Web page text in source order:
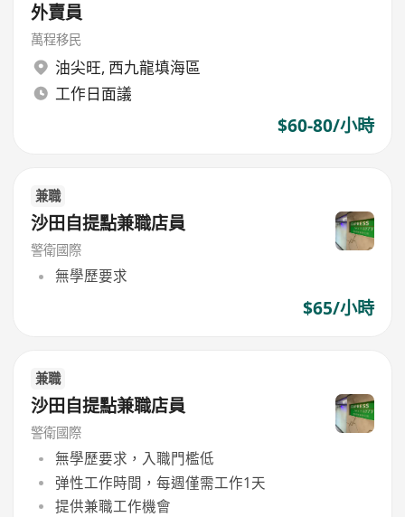
外賣員
萬程移民
油尖旺, 西九龍填海區
工作日面議
$60-80/小時
兼職
沙田自提點兼職店員
警衛國際
無學歷要求
$65/小時
兼職
沙田自提點兼職店員
警衛國際
無學歷要求，入職門檻低
弹性工作時間，每週僅需工作1天
提供兼職工作機會